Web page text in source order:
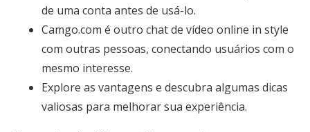
de uma conta antes de usá-lo.
Camgo.com é outro chat de vídeo online in style
com outras pessoas, conectando usuários com o
mesmo interesse.
Explore as vantagens e descubra algumas dicas
valiosas para melhorar sua experiência.